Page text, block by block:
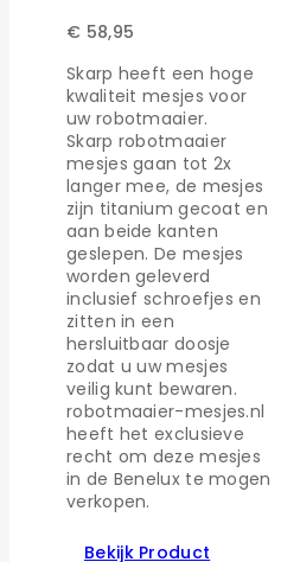
€ 58,95
Skarp heeft een hoge
kwaliteit mesjes voor
uw robotmaaier.
Skarp robotmaaier
mesjes gaan tot 2x
langer mee, de mesjes
zijn titanium gecoat en
aan beide kanten
geslepen. De mesjes
worden geleverd
inclusief schroefjes en
zitten in een
hersluitbaar doosje
zodat u uw mesjes
veilig kunt bewaren.
robotmaaier-mesjes.nl
heeft het exclusieve
recht om deze mesjes
in de Benelux te mogen
verkopen.
Bekijk Product